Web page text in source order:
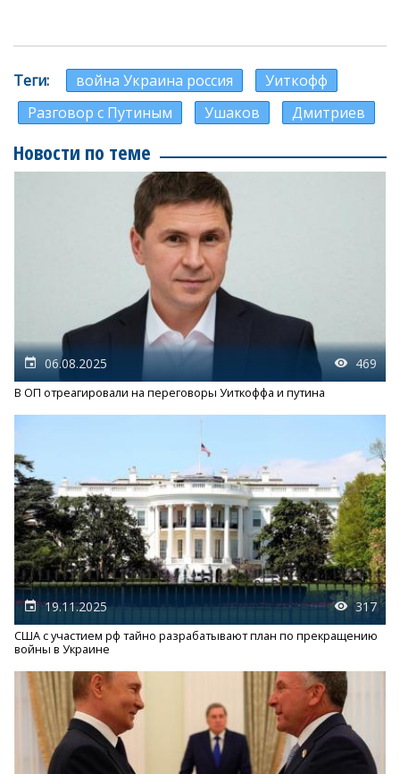
Теги война Украина россия
Уиткофф
Разговор с Путиным
Ушаков Дмитриев
Новости по теме
06.08.2025 469
В ОП отреагировали на переговоры Уиткоффа и путина
19.11.2025 317
США с участием рф тайно разрабатывают план по прекращению
войны в Украине